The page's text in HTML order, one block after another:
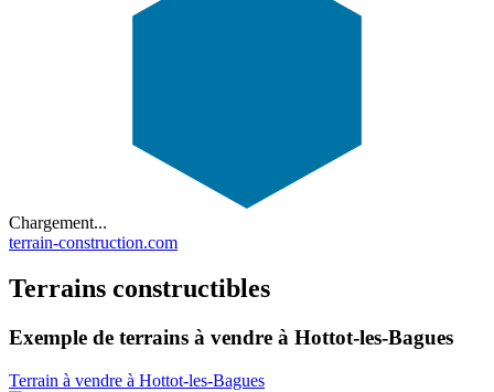
Chargement...
terrain-construction.com
Terrains constructibles
Exemple de terrains à vendre à Hottot-les-Bagues
Terrain à vendre à Hottot-les-Bagues